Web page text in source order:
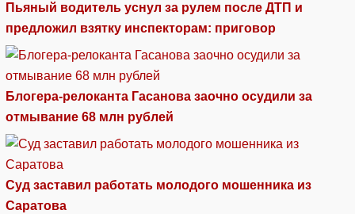
Пьяный водитель уснул за рулем после ДТП и
предложил взятку инспекторам: приговор
Блогера-релоканта Гасанова заочно осудили за
отмывание 68 млн рублей
Суд заставил работать молодого мошенника из
Саратова